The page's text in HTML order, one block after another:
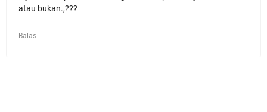
atau bukan.,???
Balas